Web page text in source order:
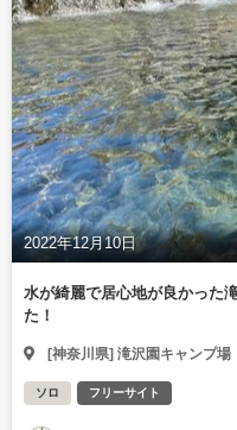
2022年12月10日
水が綺麗で居心地が良かった
た！
[神奈川県] 滝沢園キャンプ場
ソロ フリーサイト